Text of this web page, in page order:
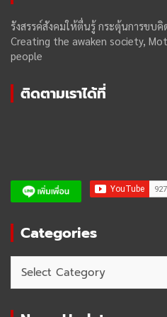
รังสรรค์สังคมให้ตื่นรู้ กระตุ้นการขบ
Creating the awaken society,
people
ติดตามเราได้ที่
Categories